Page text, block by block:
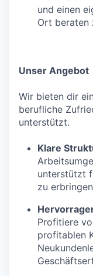
und einen
Ort beraten
Unser Angebot
Wir bieten dir
berufliche
unterstützt.
Klare
unterstützt
zu
Profitiere
profitablen